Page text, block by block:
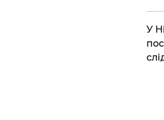
​У